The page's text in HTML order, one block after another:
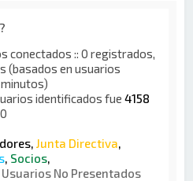
conectados :: 0 registrados,
(basados en usuarios
identificados fue4158
,Junta Directiva,
, Socios,
Usuarios No Presentados